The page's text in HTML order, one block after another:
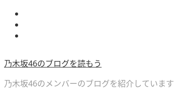
乃木坂46のブログを読もう
乃木坂46のメンバーのブログを紹介しています